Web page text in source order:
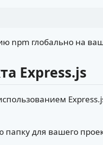
npm глобально на
Express.js
папку для вашего